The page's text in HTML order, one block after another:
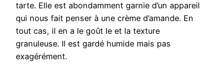
tarte. Elle est abondamment garnie d’un appareil
qui nous fait penser à une crème d’amande. En
tout cas, il en a le goût le et la texture
granuleuse. Il est gardé humide mais pas
exagérément.